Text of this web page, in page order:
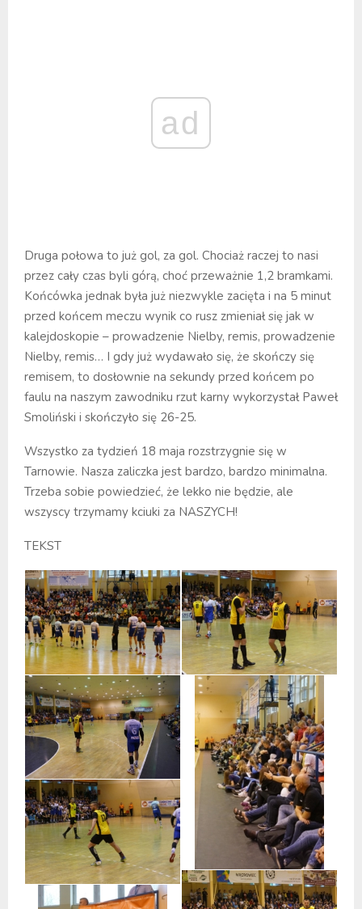
ad
Druga połowa to już gol, za gol. Chociaż raczej to nasi
przez cały czas byli górą, choć przeważnie 1,2 bramkami.
Końcówka jednak była już niezwykle zacięta i na 5 minut
przed końcem meczu wynik co rusz zmieniał się jak w
kalejdoskopie – prowadzenie Nielby, remis, prowadzenie
Nielby, remis… I gdy już wydawało się, że skończy się
remisem, to dosłownie na sekundy przed końcem po
faulu na naszym zawodniku rzut karny wykorzystał Paweł
Smoliński i skończyło się 26-25.
Wszystko za tydzień 18 maja rozstrzygnie się w
Tarnowie. Nasza zaliczka jest bardzo, bardzo minimalna.
Trzeba sobie powiedzieć, że lekko nie będzie, ale
wszyscy trzymamy kciuki za NASZYCH!
TEKST